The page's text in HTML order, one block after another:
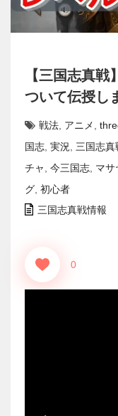
【三国志真
ついて伝授し
戦法 アニメ
国志 実況 三国志真
チャ
今三国志 マサ
グ 初心者
三国志真戦情報
0